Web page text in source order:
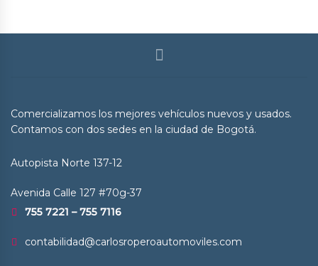
Comercializamos los mejores vehículos nuevos y usados.
Contamos con dos sedes en la ciudad de Bogotá.
Autopista Norte 137-12
Avenida Calle 127 #70g-37
755 7221 – 755 7116
contabilidad@carlosroperoautomoviles.com